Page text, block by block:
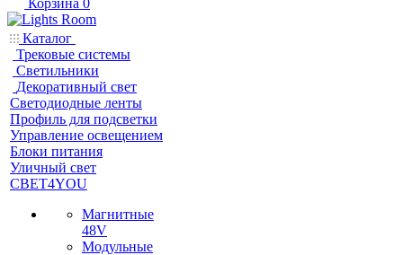
Корзина 0
Каталог
Трековые системы
Светильники
Декоративный свет
Светодиодные ленты
Профиль для подсветки
Управление освещением
Блоки питания
Уличный свет
СВЕТ4YOU
Магнитные
48V
Модульные